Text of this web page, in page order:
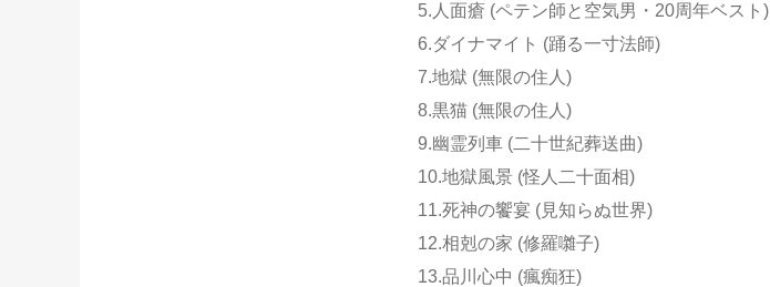
5.人面瘡 (ペテン師と空気男・20周年ベスト)
6.ダイナマイト (踊る一寸法師)
7.地獄 (無限の住人)
8.黒猫 (無限の住人)
9.幽霊列車 (二十世紀葬送曲)
10.地獄風景 (怪人二十面相)
11.死神の饗宴 (見知らぬ世界)
12.相剋の家 (修羅囃子)
13.品川心中 (瘋痴狂)